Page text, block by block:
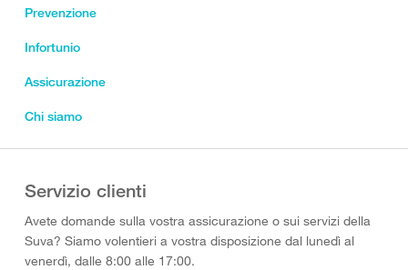
Prevenzione
Infortunio
Assicurazione
Chi siamo
Servizio clienti
Avete domande sulla vostra assicurazione o sui servizi della
Suva? Siamo volentieri a vostra disposizione dal lunedì al
venerdì, dalle 8:00 alle 17:00.